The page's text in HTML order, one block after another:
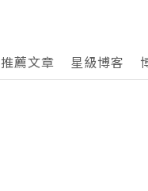
推薦文章 星級博客